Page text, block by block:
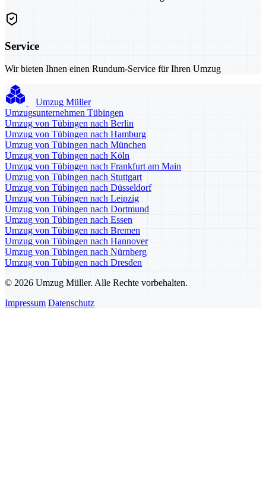
Service
Wir bieten Ihnen einen Rundum-Service für Ihren Umzug
Umzug Müller
Umzugsunternehmen Tübingen
Umzug von Tübingen nach Berlin
Umzug von Tübingen nach Hamburg
Umzug von Tübingen nach München
Umzug von Tübingen nach Köln
Umzug von Tübingen nach Frankfurt am Main
Umzug von Tübingen nach Stuttgart
Umzug von Tübingen nach Düsseldorf
Umzug von Tübingen nach Leipzig
Umzug von Tübingen nach Dortmund
Umzug von Tübingen nach Essen
Umzug von Tübingen nach Bremen
Umzug von Tübingen nach Hannover
Umzug von Tübingen nach Nürnberg
Umzug von Tübingen nach Dresden
© 2026 Umzug Müller. Alle Rechte vorbehalten.
Impressum Datenschutz